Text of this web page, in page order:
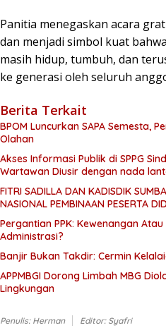
Panitia menegaskan acara
dan menjadi simbol kuat
masih hidup, tumbuh, dan
ke generasi oleh seluruh
Berita Terkait
BPOM Luncurkan SAPA Semesta,
Olahan
Akses Informasi Publik di SPPG
Wartawan Diusir dengan nada
FITRI SADILLA DAN KADISDIK
NASIONAL PEMBINAAN PESERTA
Pergantian PPK: Kewenangan
Administrasi?
Banjir Bukan Takdir: Cermin
APPMBGI Dorong Limbah MBG
Lingkungan
Penulis: Herman Editor: Syafri